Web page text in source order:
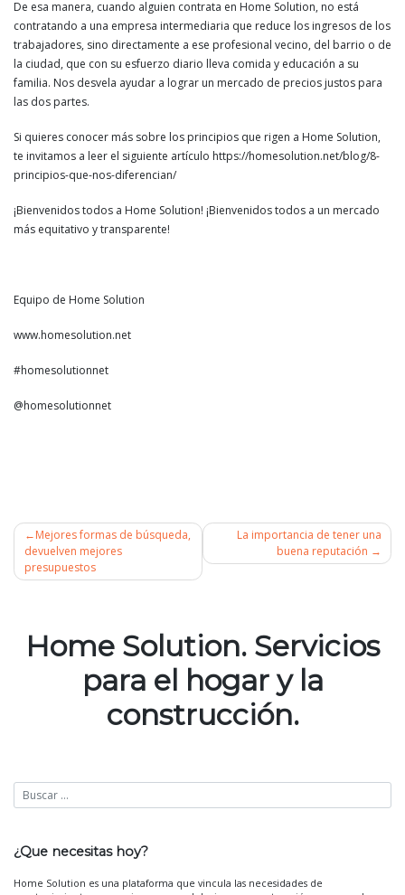
De esa manera, cuando alguien contrata en Home Solution, no está
contratando a una empresa intermediaria que reduce los ingresos de los
trabajadores, sino directamente a ese profesional vecino, del barrio o de
la ciudad, que con su esfuerzo diario lleva comida y educación a su
familia. Nos desvela ayudar a lograr un mercado de precios justos para
las dos partes.
Si quieres conocer más sobre los principios que rigen a Home Solution,
te invitamos a leer el siguiente artículo https://homesolution.net/blog/8-
principios-que-nos-diferencian/
¡Bienvenidos todos a Home Solution! ¡Bienvenidos todos a un mercado
más equitativo y transparente!
Equipo de Home Solution
www.homesolution.net
#homesolutionnet
@homesolutionnet
Navegación
entradas
Mejores formas de búsqueda,
devuelven mejores
presupuestos
La importancia de tener una
buena reputación
Home Solution. Servicios
para el hogar y la
construcción.
¿Que necesitas hoy?
Home Solution es una plataforma que vincula las necesidades de